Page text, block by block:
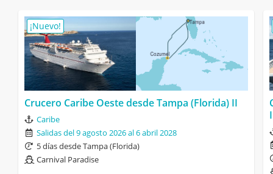
¡Nuevo!
Crucero Caribe Oeste desde Tampa (Florida) II
Caribe
Salidas del 9 agosto 2026 al 6 abril 2028
5 días desde Tampa (Florida)
Carnival Paradise